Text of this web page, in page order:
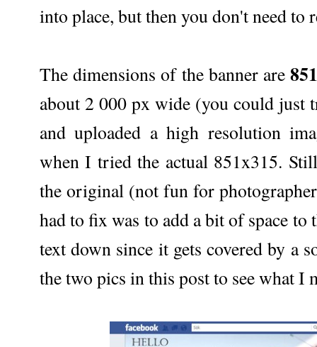
into place, but then you don't need to
The dimensions of the banner are
about 2 000 px wide (you could just
and uploaded a high resolution
when I tried the actual 851x315.
the original (not fun for
had to fix was to add a bit of space to
text down since it gets covered by a
the two pics in this post to see what I